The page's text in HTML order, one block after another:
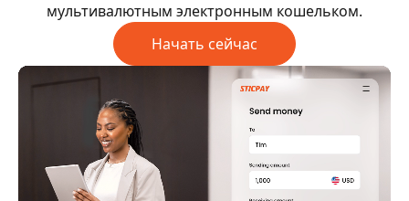
мультивалютным электронным кошельком.
Начать сейчас